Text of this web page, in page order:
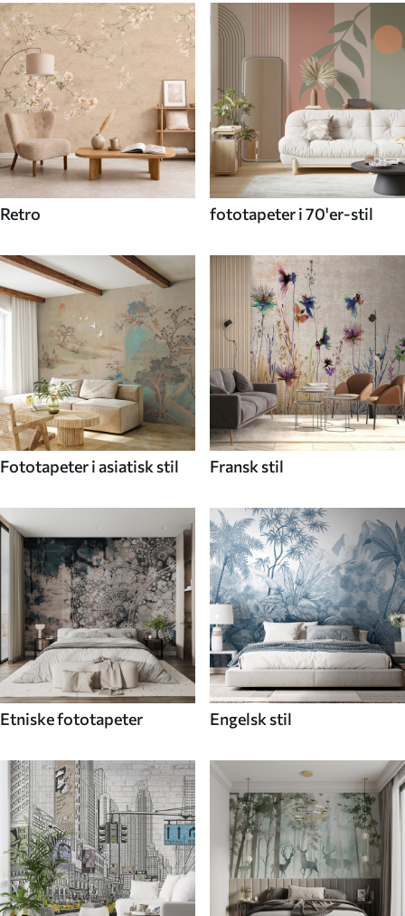
Retro fototapeter i 70'er-stil
Fototapeter i asiatisk stil Fransk stil
Etniske fototapeter Engelsk stil